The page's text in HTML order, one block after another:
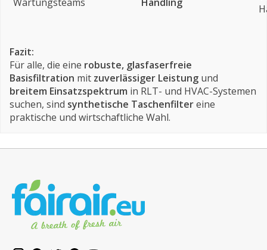
Fazit:
Für alle, die eine robuste, glasfaserfreie
Basisfiltration mit zuverlässiger Leistung und
breitem Einsatzspektrum in RLT- und HVAC-Systemen
suchen, sind synthetische Taschenfiltereine
praktische und wirtschaftliche Wahl.